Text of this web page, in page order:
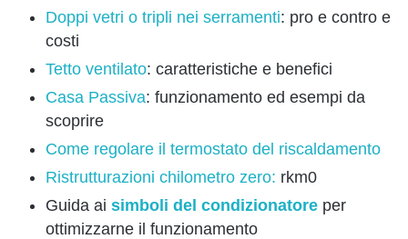
Doppi vetri o tripli nei serramenti: pro e contro e
costi
Tetto ventilato: caratteristiche e benefici
Casa Passiva: funzionamento ed esempi da
scoprire
Come regolare il termostato del riscaldamento
Ristrutturazioni chilometro zero: rkm0
Guida ai simboli del condizionatore per
ottimizzarne il funzionamento